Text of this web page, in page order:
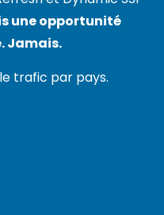
une opportunité
Jamais.
trafic par pays.